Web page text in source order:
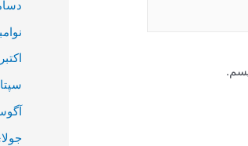
دسامبر
نوامبر
اکتبر 2023
آگوست
جولای